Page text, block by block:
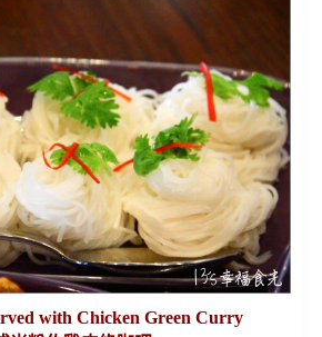
with Chicken Green Curry